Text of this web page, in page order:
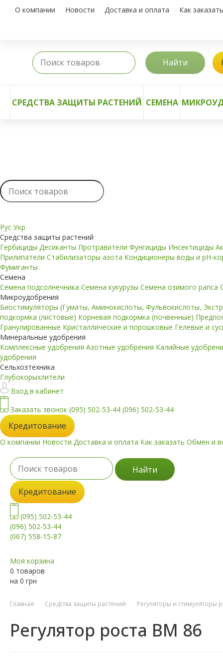
О компании Новости Доставка и оплата Как заказать
Найти
СРЕДСТВА ЗАЩИТЫ РАСТЕНИЙ СЕМЕНА
Рус Укр
Средства защиты растений
Гербициды Десиканты Протравители Фунгициды Инсектициды
Прилипатели Стабилизаторы азота Кондиционеры воды и pH-
Фумиганты
Семена
Семена подсолнечника Семена кукурузы Семена озимого рапса
Микроудобрения
Биостимуляторы (Гуматы, Аминокислоты, Фульвокислоты,
подкормка (листовые) Корневая подкормка (почвенные)
Гранулированные Кристаллические и порошковые Гелевые и
Минеральные удобрения
Комплексные удобрения Азотные удобрения Калийные
удобрения
Сельхозтехника
Глубокорыхлители
Вход в кабинет
Заказать звонок (095) 502-53-44 (096) 502-53-44
Кредитование
О компании Новости Доставка и оплата Как заказать Обмен и
Найти
Кредитование
(095) 502-53-44
(096) 502-53-44
(067) 558-15-87
Моя корзина
0 товаров
на 0 грн
Главная Средства защиты растений Регуляторы и стимуляторы
Регулятор роста ВМ 86